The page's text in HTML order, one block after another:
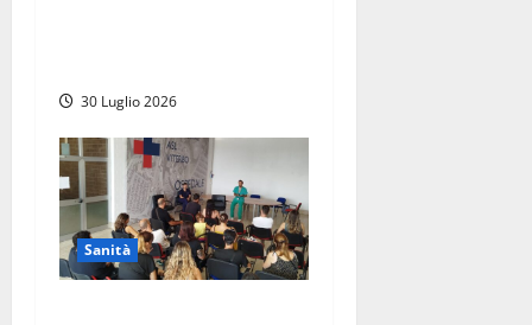
30 Luglio 2026
Sanità